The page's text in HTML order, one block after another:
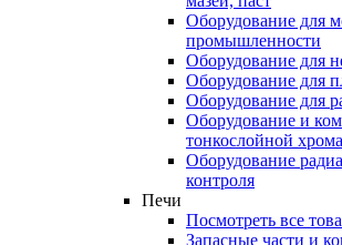
Оборудование для
промышленности
Оборудование для
Оборудование для
Оборудование для
Оборудование и
тонкослойной
Оборудование
контроля
Печи
Посмотреть все
Запасные части и